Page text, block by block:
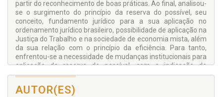
partir do reconhecimento de boas práticas. Ao final, analisou-
se o surgimento do princípio da reserva do possível, seu
conceito, fundamento jurídico para a sua aplicação no
ordenamento jurídico brasileiro, possibilidade de aplicação na
Justiça do Trabalho e na sociedade de economia mista, além
da sua relação com o princípio da eficiência. Para tanto,
enfrentou-se a necessidade de mudanças institucionais para
aplicação da reserva do possível, com a indicação de
possíveis critérios. Conclui-se que a hipótese retratada no
livro resta confirmada, desde que sejam atendidos os
objetivos específicos, no caso, a alteração do papel do Direito
AUTOR(ES)